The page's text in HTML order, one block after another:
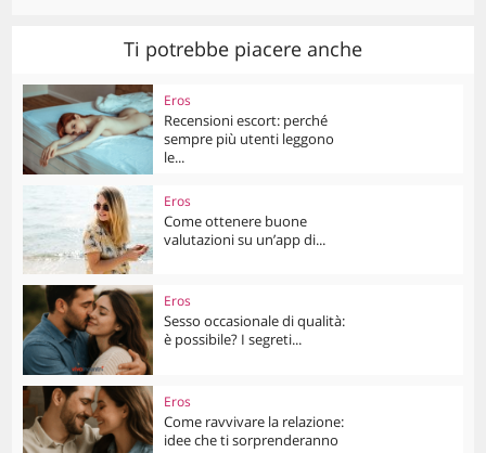
Ti potrebbe piacere anche
Eros
Recensioni escort: perché
sempre più utenti leggono
le...
Eros
Come ottenere buone
valutazioni su un’app di...
Eros
Sesso occasionale di qualità:
è possibile? I segreti...
Eros
Come ravvivare la relazione:
idee che ti sorprenderanno